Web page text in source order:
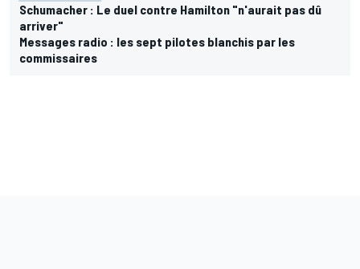
Schumacher : Le duel contre Hamilton "n'aurait pas dû
arriver"
Messages radio : les sept pilotes blanchis par les
commissaires